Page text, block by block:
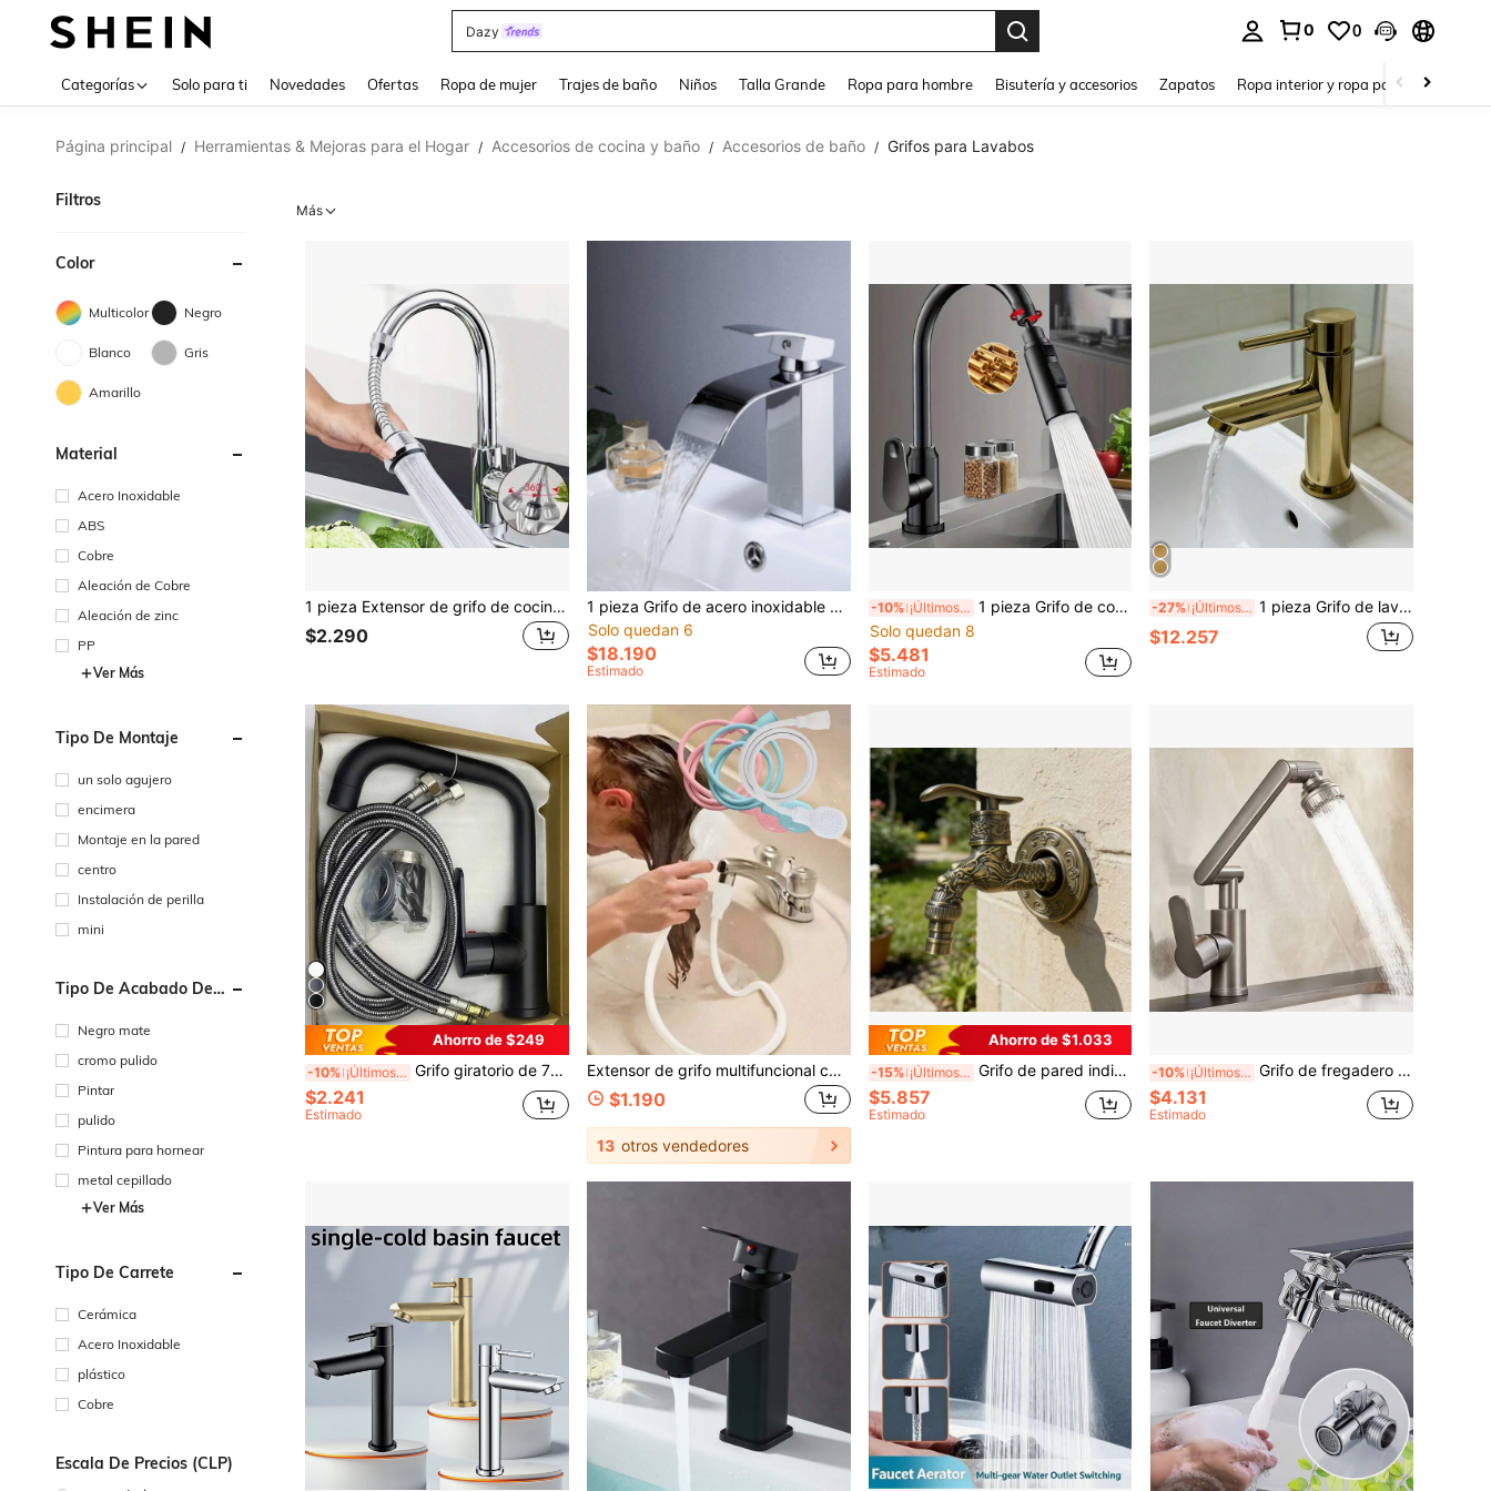
Dazy
0 0
Categorías Solo para ti Novedades Ofertas Ropa de mujer Trajes de baño Niños Talla Grande Ropa para hombre Bisutería y accesorios Zapatos Ropa interior y ropa para dormir
Página principal / Herramientas & Mejoras para el Hogar / Accesorios de cocina y baño / Accesorios de baño / Grifos para Lavabos
Filtros
Color
Multicolor Negro
Blanco Gris
Amarillo
Material
Acero Inoxidable
ABS
Cobre
Aleación de Cobre
Aleación de zinc
PP
Ver Más
Tipo De Montaje
un solo agujero
encimera
Montaje en la pared
centro
Instalación de perilla
mini
Tipo De Acabado De
Negro mate
cromo pulido
Pintar
pulido
Pintura para hornear
metal cepillado
Ver Más
Tipo De Carrete
Cerámica
Acero Inoxidable
plástico
Cobre
Escala De Precios (CLP)
Más
1 pieza Extensor de grifo de cocina con rociador giratorio antisalpicaduras para cocina/baño/inodoro, con reforzador de presión de agua, junta externa, con dos modos ajustables y diseño talla grande largo, accesorios de baño, herramientas de baño
$2.290
1 pieza Grifo de acero inoxidable mate negro estilo nórdico con caída de agua, grifo de lavabo de baño de un solo orificio para fría y caliente, grifo para caravana, grifo personalizado con caída de agua, gran regalo para Halloween, accesorios de baño navideños, herramientas de baño
Solo quedan 6
$18.190
Estimado
-10% ¡Últimos 3 días 1 pieza Grifo de cocina de cobre, interfaz G1/2, montado en pared, con núcleo de válvula de latón flexible - ahorro de agua, fácil instalación, adecuado para accesorios de baño y herramientas de baño de cocina moderna
Solo quedan 8
$5.481
Estimado
-27% ¡Últimos 2 días 1 pieza Grifo de lavabo de baño de acero inoxidable de una sola manija y un solo orificio, grifo de lavabo de baño de mezcla de agua fría y caliente, grifo de lavabo de baño de una sola manija en negro, grifo de lavabo de baño de mezcla de agua en acabado dorado cepillado, grifo de lavadero, grifo de lavabo de baño de mezcla de agua fría y caliente
$12.257
Ahorro de $249
-10% ¡Últimos 3 días Grifo giratorio de 720 grados de acero inoxidable con control de agua caliente y fría por separado, manguera de entrada integrada de G1/2 pulgada, boquilla de rociado de alta presión, caño alto, acabado cepillado, estructura de acero inoxidable duradera, diseño moderno, montaje de un solo orificio, adecuado para lavabos de baño y cocina modernos, lavabos de autocaravana, accesorio esencial para la mejora del hogar
$2.241
Estimado
Extensor de grifo multifuncional con cabezal de ducha, longitud total de 51.57 pulgadas, grifo de baño, grifo de lavabo de baño, ducha de baño, adaptador para lavar el cabello, accesorios de baño, grifo de fregadero de cocina, conector simple y rápido para bañar mascotas, suministros de baño, suministros de cocina, decoración de baño del hogar, decoración de otoño, decoración de invierno, regalo de Halloween/Navidad
$1.190
13 otros vendedores
Ahorro de $1.033
-15% ¡Últimos 3 días Grifo de pared individual retro europeo - Material de acero inoxidable, adecuado para fregadero de cocina, lavadora, jardín exterior y accesorios de baño
$5.857
Estimado
-10% ¡Últimos 3 días Grifo de fregadero con brazo robótico ajustable 360°, montaje de un solo orificio en la encimera, desviador de agua caliente y fría, incluye tubo de entrada de agua, grifo de baño de un solo orificio para agua caliente y fría, fácil instalación, adecuado para fregaderos de baño y cocina
$4.131
Estimado